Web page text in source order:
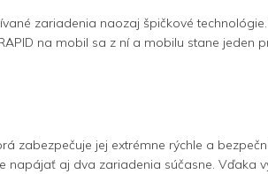
zariadenia naozaj špičkové
na mobil sa z ní a mobilu stane jeden
zabezpečuje jej extrémne rýchle a
aj dva zariadenia súčasne. Vďaka